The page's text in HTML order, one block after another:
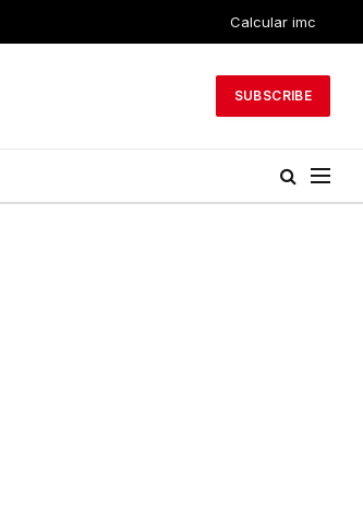
Calcular imc
SUBSCRIBE